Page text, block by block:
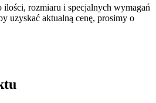
ilości, rozmiaru i specjalnych wymagań
uzyskać aktualną cenę, prosimy o